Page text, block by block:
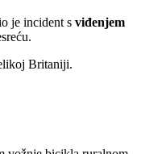
je incident s viđenjem
Britaniji.